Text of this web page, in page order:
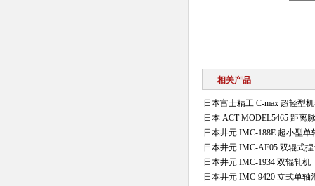
相关产品
日本富士精工 C-max 超轻型
日本 ACT MODEL5465 距离
日本井元 IMC-188E 超小型单
日本井元 IMC-AE05 双辊式
日本井元 IMC-1934 双辊轧机
日本井元 IMC-9420 立式单轴